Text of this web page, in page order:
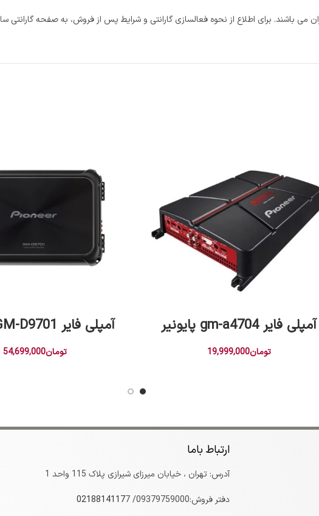
افزودن به سبد خریدآمپلی فایر gm-a4704 پایونیر
تومان19,999,000
افزودن به سبد خریدآمپلی فایر GM-D9701 پایونیر
تومان54,699,000
ارتباط باما
آدرس: تهران ، خیابان میرزای شیرازی پلاک 115 واحد 1
دفتر فروش:09379759000/
02188141177